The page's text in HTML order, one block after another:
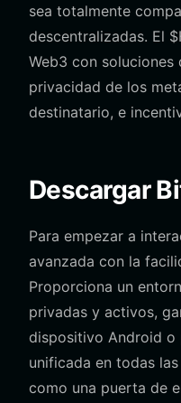
sea totalmente
descentralizadas. El
Web3 con
privacidad de los
destinatario, e
Descargar
Para empezar a
avanzada con la
Proporciona un
privadas y activos,
dispositivo Android o
unificada en todas
como una puerta de